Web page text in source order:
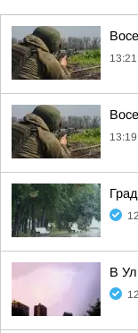
13:21
13:19
В